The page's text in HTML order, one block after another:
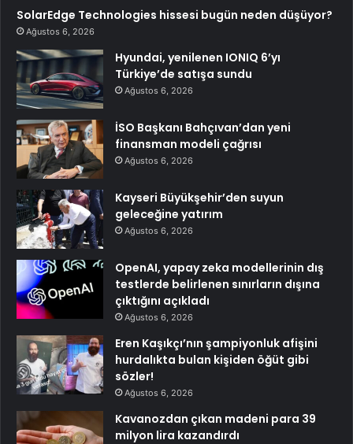
SolarEdge Technologies hissesi bugün neden düşüyor?
Ağustos 6, 2026
Hyundai, yenilenen IONIQ 6’yı
Türkiye’de satışa sundu
Ağustos 6, 2026
İSO Başkanı Bahçıvan’dan yeni
finansman modeli çağrısı
Ağustos 6, 2026
Kayseri Büyükşehir’den suyun
geleceğine yatırım
Ağustos 6, 2026
OpenAI, yapay zeka modellerinin dış
testlerde belirlenen sınırların dışına
çıktığını açıkladı
Ağustos 6, 2026
Eren Kaşıkçı’nın şampiyonluk afişini
hurdalıkta bulan kişiden öğüt gibi
sözler!
Ağustos 6, 2026
Kavanozdan çıkan madeni para 39
milyon lira kazandırdı